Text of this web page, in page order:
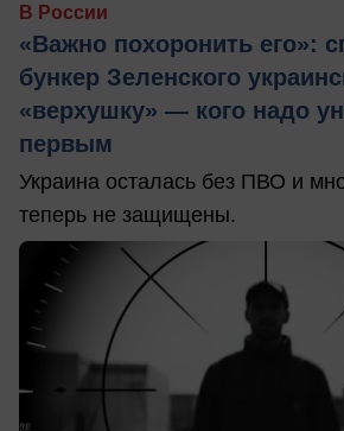
В России
«Важно похоронить его»:
бункер Зеленского
«верхушку» — кого надо
первым
Украина осталась без ПВО и
теперь не защищены.